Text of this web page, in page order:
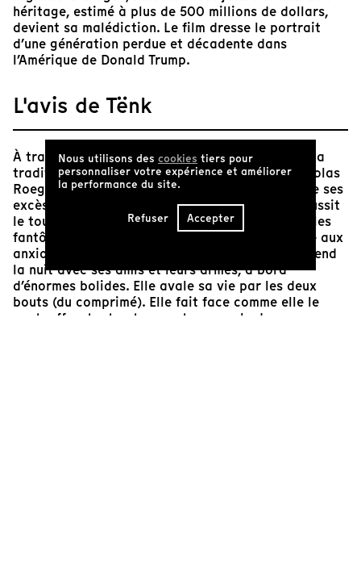
héritage, estimé à plus de 500 millions de dollars,
devient sa malédiction. Le film dresse le portrait
d’une génération perdue et décadente dans
l’Amérique de Donald Trump.
L'avis de Tënk
À travers ce film haut en couleur, qui convoque la
tradition des films d’errance (Walkaboutde Nicolas
Roeg) ou de portraits d’une Amérique malade de ses
excès (comme en réalisa Hal Ashby), Peduzzi réussit
le tour de force d’unir les puissances du réel et les
fantômes de la fiction. Privée de repères, camée aux
anxiolytiques, riche et démunie, Taelor Ranzau fend
la nuit avec ses amis et leurs armes, à bord
d’énormes bolides. Elle avale sa vie par les deux
bouts (du comprimé). Elle fait face comme elle le
peut, affrontant notamment son oncle dans une
Nous utilisons des cookies tiers pour
personnaliser votre expérience et améliorer
la performance du site.
Refuser Accepter